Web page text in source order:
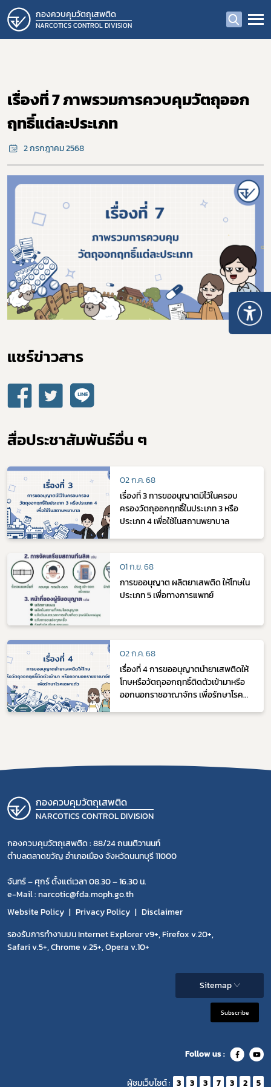
กองควบคุมวัตถุเสพติด
NARCOTICS CONTROL DIVISION
เรื่องที่ 7 ภาพรวมการควบคุมวัตถุออก
ฤทธิ์แต่ละประเภท
2 กรกฎาคม 2568
แชร์ข่าวสาร​
สื่อประชาสัมพันธ์อื่น ๆ
02 ก.ค. 68
เรื่องที่ 3 การขออนุญาตมีไว้ในครอบ
ครองวัตถุออกฤทธิ์ในประเภท 3 หรือ
ประเภท 4 เพื่อใช้ในสถานพยาบาล
01 ก.ย. 68
การขออนุญาต ผลิตยาเสพติด ให้โทษใน
ประเภท 5 เพื่อทางการแพทย์
02 ก.ค. 68
เรื่องที่ 4 การขออนุญาตนำยาเสพติดให้
โทษหรือวัตถุออกฤทธิ์ติดตัวเข้ามาหรือ
ออกนอกราชอาณาจักร เพื่อรักษาโรค
กองควบคุมวัตถุเสพติด
NARCOTICS CONTROL DIVISION
กองควบคุมวัตถุเสพติด : 88/24 ถนนติวานนท์
ตำบลตลาดขวัญ อำเภอเมือง จังหวัดนนทบุรี 11000
จันทร์ – ศุกร์ ตั้งแต่เวลา 08.30 – 16.30 น.
e-Mail : narcotic@fda.moph.go.th
Website Policy
Privacy Policy
Disclaimer
รองรับการทำงานบน Internet Explorer v9+, Firefox v.20+,
Safari v.5+, Chrome v.25+, Opera v.10+
Sitemap
Subscribe
Follow us :
ผู้ชมเว็บไซต์ : 3 3 3 7 3 2 5
Subscribe
เลือกหัวข้อที่ท่านต้องการ Subscribe
กฎหมาย
การขออนุญาต
ข่าวประชาสัมพันธ์